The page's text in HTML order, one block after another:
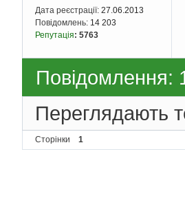
Дата реєстрації: 27.06.2013
Повідомлень: 14 203
Репутація: 5763
Повідомлення:
Переглядають
Сторінки 1